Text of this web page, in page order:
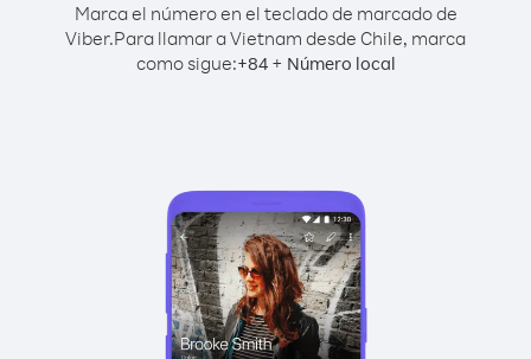
Marca el número en el teclado de marcado de
Viber.Para llamar a Vietnam desde Chile, marca
como sigue:+84+ Número local